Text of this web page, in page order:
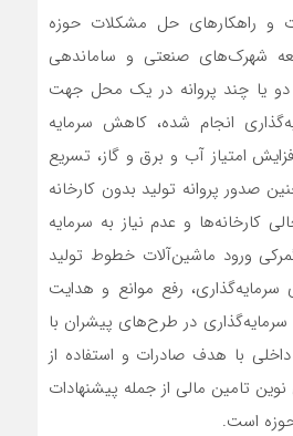
و راهکار‌های حل مشکلات حوزه
شهرک‌های صنعتی و ساماندهی
یا چند پروانه در یک محل جهت
انجام شده، کاهش سرمایه
امتیاز آب و برق و گاز، تسریع
صدور پروانه تولید بدون کارخانه
کارخانه‌ها و عدم نیاز به سرمایه
ورود ماشین‌آلات خطوط تولید
رفع موانع و هدایت
سرمایه‌گذاری در طرح‌های پیشران با
با هدف صادرات و استفاده از
تامین مالی از جمله پیشنهادات
است.